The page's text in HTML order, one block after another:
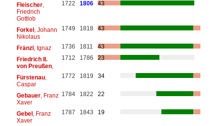
Fleischer,
Friedrich
Gottlob
1722 1806 43
Forkel, Johann
Nikolaus
1749 1818 43
Fränzl, Ignaz 1736 1811
43
Friedrich II.
von Preußen,
1712 1786 23
Fürstenau,
Caspar
1772 1819 34
Gebauer, Franz
Xaver
1784 1822 22
Gebel, Franz
Xaver
1787 1843 19